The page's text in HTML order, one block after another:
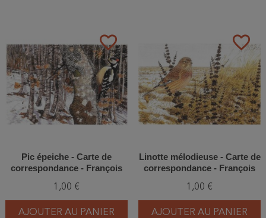
favorite_border
Pic épeiche - Carte de
correspondance - François
1,00 €
AJOUTER AU PANIER
favorite_border
Linotte mélodieuse - Carte de
correspondance - François
1,00 €
AJOUTER AU PANIER